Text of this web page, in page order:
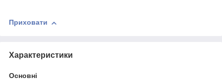
Приховати
Характеристики
Основні